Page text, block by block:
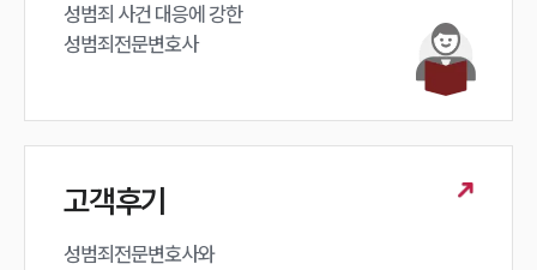
성범죄 사건 대응에 강한
성범죄전문변호사
고객후기
성범죄전문변호사와